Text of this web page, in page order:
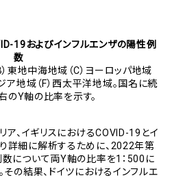
19およびインフルエンザの陽性例
数
）東地中海地域（C）ヨーロッパ地域
ジア地域（F）西太平洋地域。国名に続
のY軸の比率を示す。
リア、イギリスにおけるCOVID-19とイ
詳細に解析するために、2022年第
について両Y軸の比率を1：500に
その結果、ドイツにおけるインフルエ